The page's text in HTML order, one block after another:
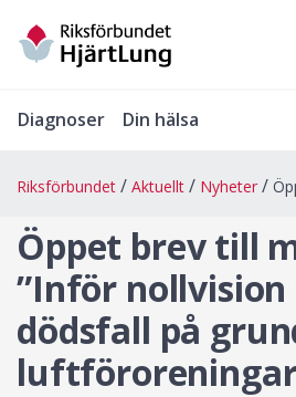
Diagnoser Din hälsa
Riksförbundet Aktuellt Nyheter
Öppet brev till
”Inför
dödsfall på